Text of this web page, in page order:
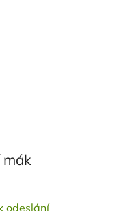
mák
odeslání